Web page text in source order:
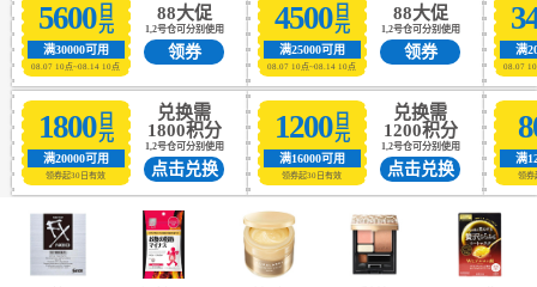
5600日元
满30000可用
08.07 10点~08.14 10点
88大促
1,2号仓可分别使用
领券
4500日元
满25000可用
08.07 10点~08.14 10点
88大促
1,2号仓可分别使用
领券 满
08.07
1800日元
满20000可用
领券起30日有效
兑换需
1800积分
1,2号仓可分别使用
点击兑换
1200日元
满16000可用
领券起30日有效
兑换需
1200积分
1,2号仓可分别使用
点击兑换
满
领券